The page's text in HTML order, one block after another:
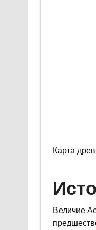
Карта
Величие